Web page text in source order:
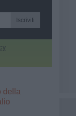
Iscriviti
della